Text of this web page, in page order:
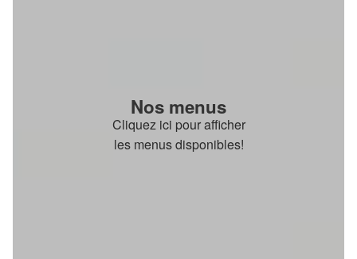
Nos menus
Cliquez ici pour afficher
les menus disponibles!